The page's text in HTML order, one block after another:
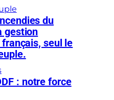
du
gestion
seul le
: notre force